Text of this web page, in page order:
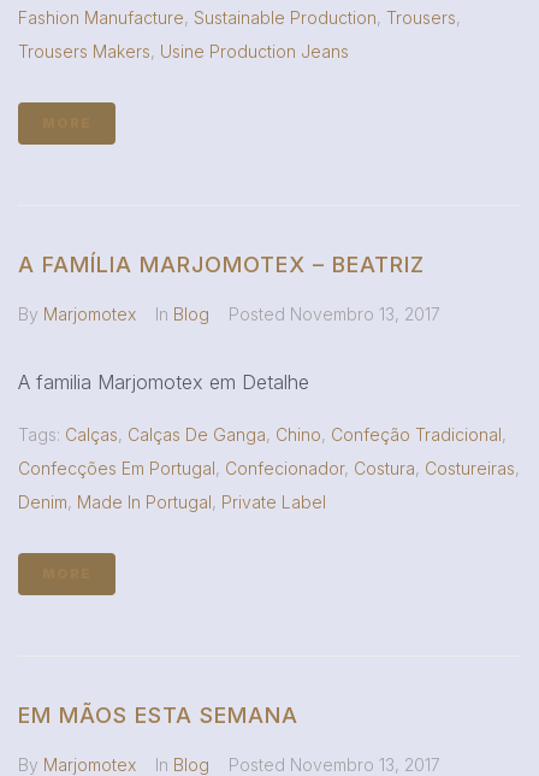
Fashion Manufacture, Sustainable Production, Trousers,
Trousers Makers, Usine Production Jeans
A FAMÍLIA MARJOMOTEX – BEATRIZ
By Marjomotex In Blog Posted Novembro 13, 2017
A familia Marjomotex em Detalhe
Tags: Calças, Calças De Ganga, Chino, Confeção Tradicional,
Confecções Em Portugal, Confecionador, Costura, Costureiras,
Denim, Made In Portugal, Private Label
EM MÃOS ESTA SEMANA
By Marjomotex In Blog Posted Novembro 13, 2017